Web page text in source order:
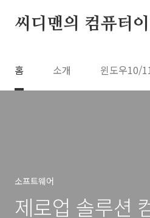
씨디맨의 컴퓨터이
홈 소개 윈도우10/
소프트웨어
제로업 솔루션